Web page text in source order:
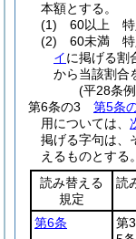
本額とする。
(1)
60以上 特
(2)
60未満 特
イに掲げる割
から当該割合
(平28条
第6条の3
第5条
用については、
掲げる字句は、
えるものとする。
読み替える
規定
読
第6条
第